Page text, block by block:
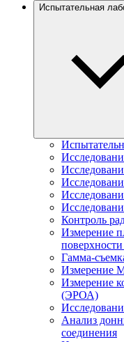
Испытательная
Контроль
Измерение
поверхности
Гамма-
Измерение
Измерение
(ЭРОА)
Анализ
соединения